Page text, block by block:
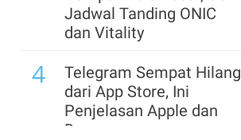
Menakar Prospek Saham
Konglomerat Usai Rilis
Kinerja Semester I-2026
Uni Eropa akan Salurkan
US$1,6 Miliar dari Aset
Jadwal Tanding ONIC
dan Vitality
4
Telegram Sempat Hilang
dari App Store, Ini
Penjelasan Apple dan
Durov